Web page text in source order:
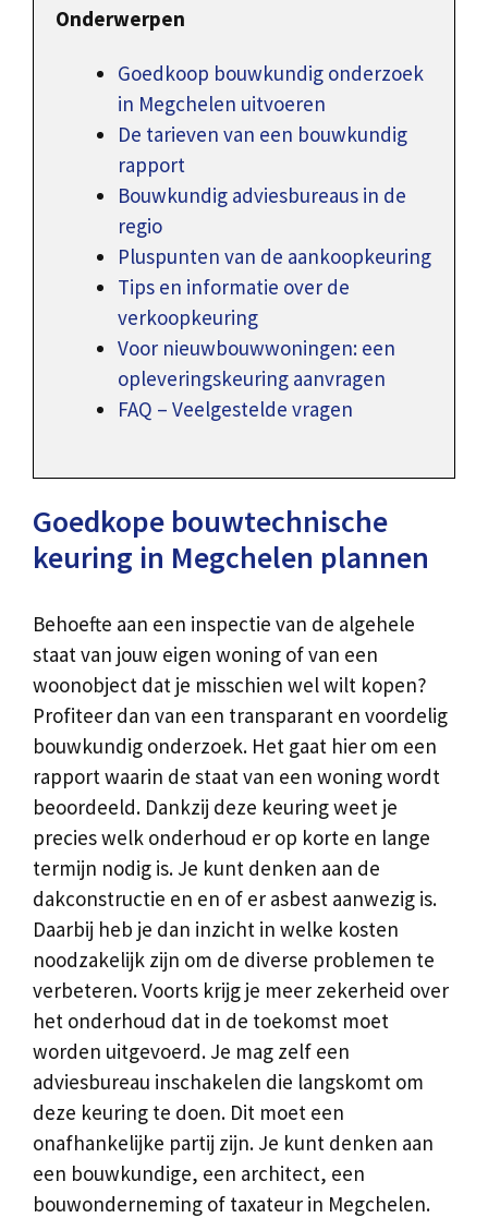
Onderwerpen
Goedkoop bouwkundig onderzoek
in Megchelen uitvoeren
De tarieven van een bouwkundig
rapport
Bouwkundig adviesbureaus in de
regio
Pluspunten van de aankoopkeuring
Tips en informatie over de
verkoopkeuring
Voor nieuwbouwwoningen: een
opleveringskeuring aanvragen
FAQ – Veelgestelde vragen
Goedkope bouwtechnische
keuring in Megchelen plannen
Behoefte aan een inspectie van de algehele
staat van jouw eigen woning of van een
woonobject dat je misschien wel wilt kopen?
Profiteer dan van een transparant en voordelig
bouwkundig onderzoek. Het gaat hier om een
rapport waarin de staat van een woning wordt
beoordeeld. Dankzij deze keuring weet je
precies welk onderhoud er op korte en lange
termijn nodig is. Je kunt denken aan de
dakconstructie en en of er asbest aanwezig is.
Daarbij heb je dan inzicht in welke kosten
noodzakelijk zijn om de diverse problemen te
verbeteren. Voorts krijg je meer zekerheid over
het onderhoud dat in de toekomst moet
worden uitgevoerd. Je mag zelf een
adviesbureau inschakelen die langskomt om
deze keuring te doen. Dit moet een
onafhankelijke partij zijn. Je kunt denken aan
een bouwkundige, een architect, een
bouwonderneming of taxateur in Megchelen.